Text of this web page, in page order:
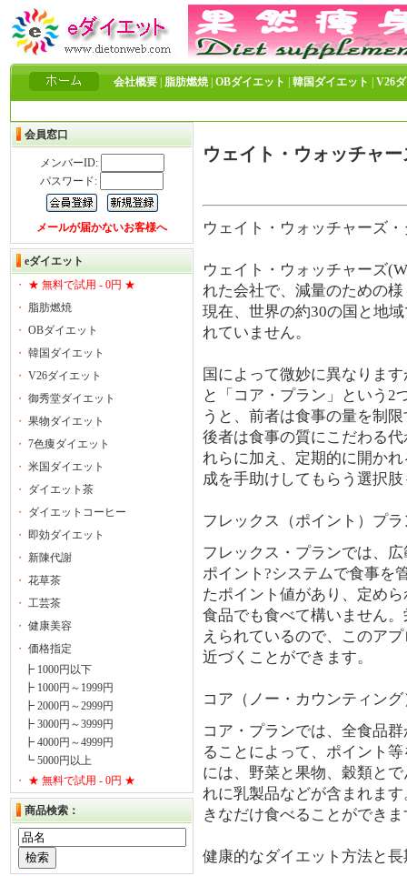
会社概要 脂肪燃焼| OBダイエット 韓国ダイエット V26
会員窓口
メンバーID:
パスワード:
メールが届かないお客様へ
eダイエット
・
★ 無料で試用 - 0円 ★
・
脂肪燃焼
・ OBダイエット
・ 韓国ダイエット
・ V26ダイエット
・ 御秀堂ダイエット
・ 果物ダイエット
・ 7色痩ダイエット
・ 米国ダイエット
・
ダイエット茶
・
ダイエットコーヒー
・
即効ダイエット
・ 新陳代謝
・ 花草茶
・ 工芸茶
・ 健康美容
・ 価格指定
┣ 1000円以下
┣ 1000円～1999円
┣ 2000円～2999円
┣ 3000円～3999円
┣ 4000円～4999円
┗ 5000円以上
・
★ 無料で試用 - 0円 ★
商品検索：
ウェイト・ウォッチャ
ウェイト・ウォッチャーズ
ウェイト・ウォッチャーズ
れた会社で、減量のための
現在、世界の約30の国と地
れていません。
国によって微妙に異なりま
と「コア・プラン」という2
うと、前者は食事の量を制
後者は食事の質にこだわる
れらに加え、定期的に開か
成を手助けしてもらう選択肢
フレックス（ポイント）プラ
フレックス・プランでは、
ポイント?システムで食事を
たポイント値があり、定め
食品でも食べて構いません
えられているので、このア
近づくことができます。
コア（ノー・カウンティン
コア・プランでは、全食品
ることによって、ポイント
には、野菜と果物、穀類と
れに乳製品などが含まれま
きなだけ食べることができま
健康的なダイエット方法と